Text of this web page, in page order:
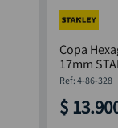
Copa
:4-86-328
$ 13.